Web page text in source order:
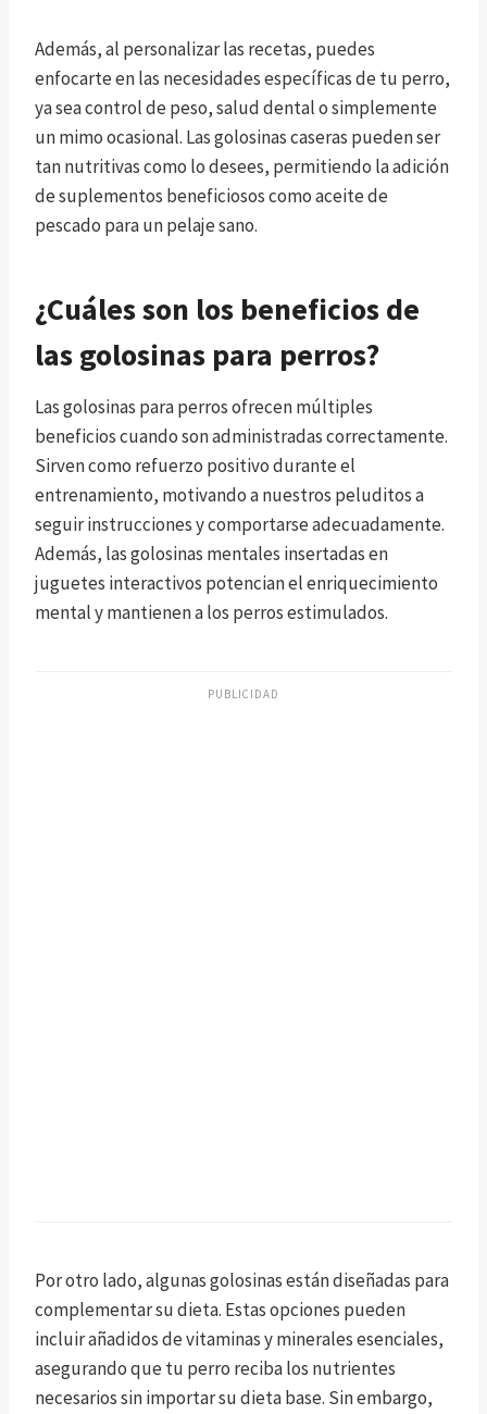
Además, al personalizar las recetas, puedes
enfocarte en las necesidades específicas de tu perro,
ya sea control de peso, salud dental o simplemente
un mimo ocasional. Las golosinas caseras pueden ser
tan nutritivas como lo desees, permitiendo la adición
de suplementos beneficiosos como aceite de
pescado para un pelaje sano.
¿Cuáles son los beneficios de
las golosinas para perros?
Las golosinas para perros ofrecen múltiples
beneficios cuando son administradas correctamente.
Sirven como refuerzo positivo durante el
entrenamiento, motivando a nuestros peluditos a
seguir instrucciones y comportarse adecuadamente.
Además, las golosinas mentales insertadas en
juguetes interactivos potencian el enriquecimiento
mental y mantienen a los perros estimulados.
PUBLICIDAD
Por otro lado, algunas golosinas están diseñadas para
complementar su dieta. Estas opciones pueden
incluir añadidos de vitaminas y minerales esenciales,
asegurando que tu perro reciba los nutrientes
necesarios sin importar su dieta base. Sin embargo,